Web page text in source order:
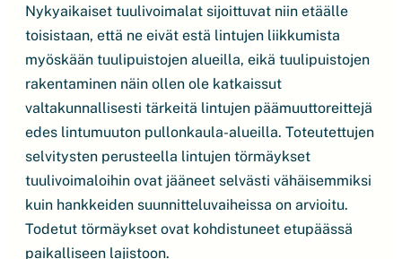
Nykyaikaiset tuulivoimalat sijoittuvat niin etäälle
toisistaan, että ne eivät estä lintujen liikkumista
myöskään tuulipuistojen alueilla, eikä tuulipuistojen
rakentaminen näin ollen ole katkaissut
valtakunnallisesti tärkeitä lintujen päämuuttoreittejä
edes lintumuuton pullonkaula-alueilla. Toteutettujen
selvitysten perusteella lintujen törmäykset
tuulivoimaloihin ovat jääneet selvästi vähäisemmiksi
kuin hankkeiden suunnitteluvaiheissa on arvioitu.
Todetut törmäykset ovat kohdistuneet etupäässä
paikalliseen lajistoon.